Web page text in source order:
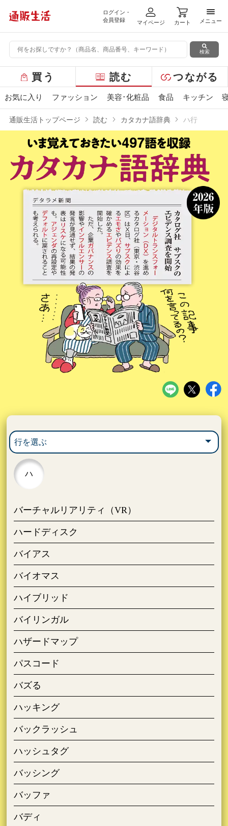
ログイン・
会員登録
マイページ カート
メニ
メニュー
検索
ー
バ
買う 読む つながる
お気に入り ファッション 美容･化粧品 食品 キッチン
通販生活トップページ 読む カタカナ語辞典 ハ行
ハ
バーチャルリアリティ（VR）
ハードディスク
バイアス
バイオマス
ハイブリッド
バイリンガル
ハザードマップ
パスコード
バズる
ハッキング
バックラッシュ
ハッシュタグ
バッシング
バッファ
バディ